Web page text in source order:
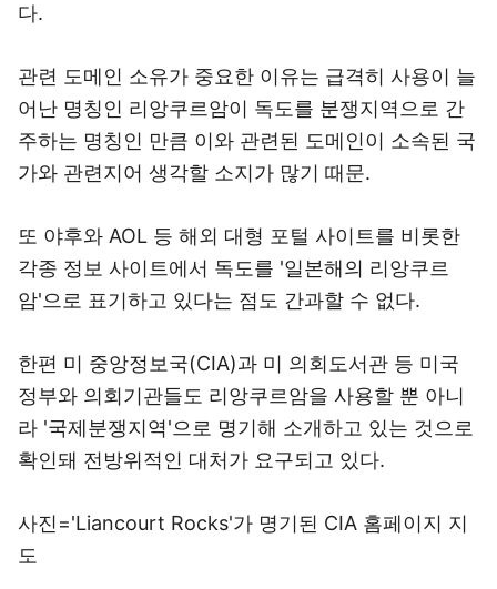
다.
관련 도메인 소유가 중요한 이유는 급격히 사용이 늘
어난 명칭인 리앙쿠르암이 독도를 분쟁지역으로 간
주하는 명칭인 만큼 이와 관련된 도메인이 소속된 국
가와 관련지어 생각할 소지가 많기 때문.
또 야후와 AOL 등 해외 대형 포털 사이트를 비롯한
각종 정보 사이트에서 독도를 '일본해의 리앙쿠르
암'으로 표기하고 있다는 점도 간과할 수 없다.
한편 미 중앙정보국(CIA)과 미 의회도서관 등 미국
정부와 의회기관들도 리앙쿠르암을 사용할 뿐 아니
라 '국제분쟁지역'으로 명기해 소개하고 있는 것으로
확인돼 전방위적인 대처가 요구되고 있다.
사진='Liancourt Rocks'가 명기된 CIA 홈페이지 지
도